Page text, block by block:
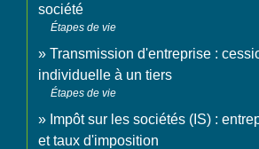
société
Étapes de vie
Transmission d'entreprise :
individuelle à un tiers
Étapes de vie
Impôt sur les sociétés (IS) :
et taux d'imposition